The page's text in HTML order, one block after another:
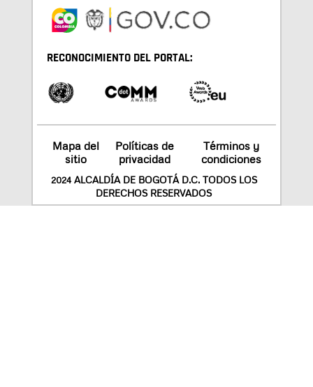
RECONOCIMIENTO DEL PORTAL:
Mapa del
sitio
Políticas de
privacidad
Términos y
condiciones
2024 ALCALDÍA DE BOGOTÁ D.C. TODOS LOS
DERECHOS RESERVADOS